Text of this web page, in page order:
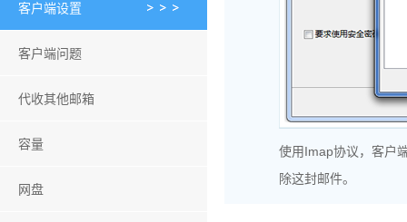
客户端设置
客户端问题
代收其他邮箱
容量
网盘
使用Imap协议，客户
除这封邮件。